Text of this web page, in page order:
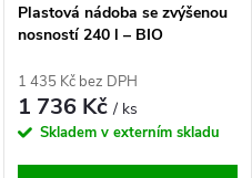
Plastová nádoba se zvýšenou
nosností 240 l – BIO
1 435 Kč bez DPH
1 736 Kč/ ks
Skladem v externím skladu